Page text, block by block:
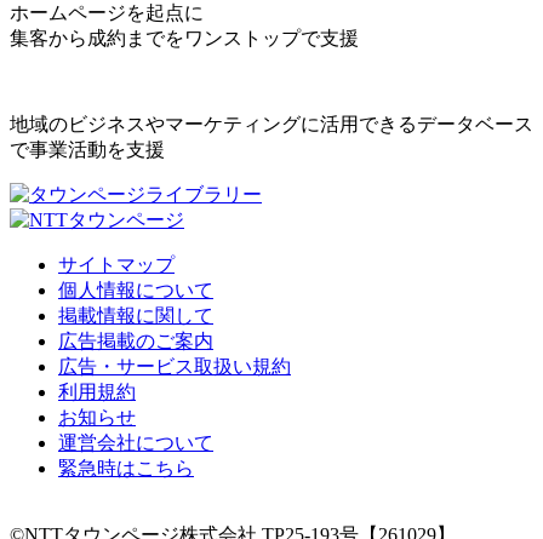
ホームページを起点に
集客から成約までをワンストップで支援
地域のビジネスやマーケティングに活用できるデータベース
で事業活動を支援
サイトマップ
個人情報について
掲載情報に関して
広告掲載のご案内
広告・サービス取扱い規約
利用規約
お知らせ
運営会社について
緊急時はこちら
©NTTタウンページ株式会社 TP25-193号【261029】